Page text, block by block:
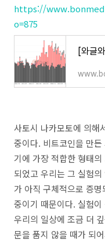
https://
o=875
사토시 나카모토에 의해
중이다. 비트코인을 만
기에 가장 적합한 형태
되었고 우리는 그 실험
가 아직 구체적으로 증
중이기 때문이다. 실험
우리의 일상에 조금 더
문을 품지 않을 때가 되